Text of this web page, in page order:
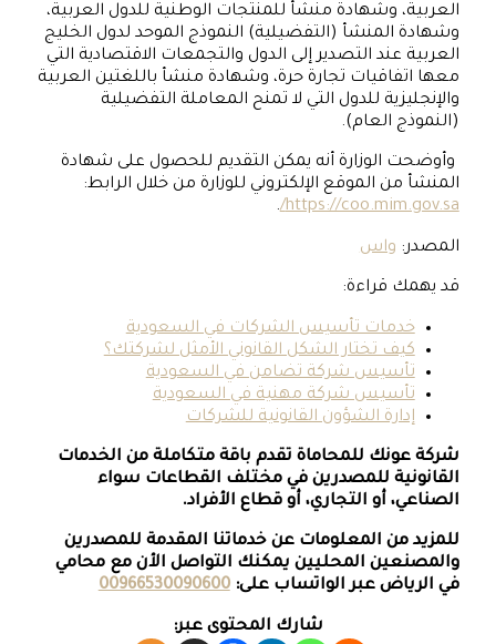
العربية، وشهادة منشأ للمنتجات الوطنية للدول العربية،
وشهادة المنشأ (التفضيلية) النموذج الموحد لدول الخليج
العربية عند التصدير إلى الدول والتجمعات الاقتصادية التي
معها اتفاقيات تجارة حرة، وشهادة منشأ باللغتين العربية
والإنجليزية للدول التي لا تمنح المعاملة التفضيلية
(النموذج العام).
وأوضحت الوزارة أنه يمكن التقديم للحصول على شهادة
المنشأ من الموقع الإلكتروني للوزارة من خلال الرابط:
https://coo.mim.gov.sa/
.
المصدر: واس
قد يهمك قراءة:
خدمات تأسيس الشركات في السعودية
كيف تختار الشكل القانوني الأمثل لشركتك؟
تأسيس شركة تضامن في السعودية
تأسيس شركة مهنية في السعودية
إدارة الشؤون القانونية للشركات
شركة عونك للمحاماة تقدم باقة متكاملة من الخدمات
القانونية للمصدرين في مختلف القطاعات سواء
الصناعي، أو التجاري، أو قطاع الأفراد.
للمزيد من المعلومات عن خدماتنا المقدمة للمصدرين
والمصنعين المحليين يمكنك التواصل الأن مع محامي
في الرياض عبر الواتساب على:00966530090600
شارك المحتوى عبر: